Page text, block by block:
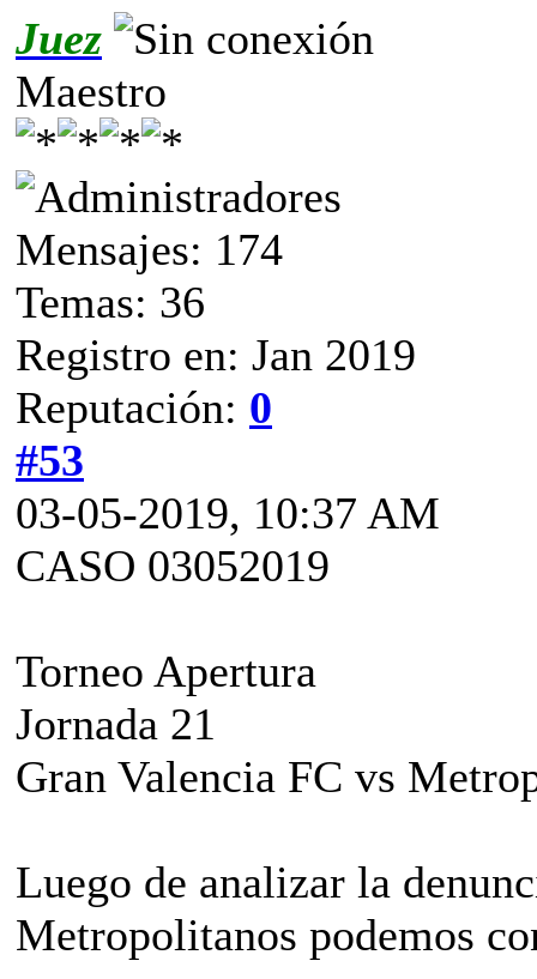
Juez
Maestro
Mensajes: 174
Temas: 36
Registro en: Jan 2019
Reputación: 0
#53
03-05-2019, 10:37 AM
CASO 03052019
Torneo Apertura
Jornada 21
Gran Valencia FC vs
Luego de analizar la
Metropolitanos podemos